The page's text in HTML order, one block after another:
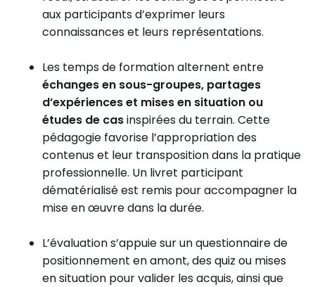
aux participants d’exprimer leurs
connaissances et leurs représentations.
Les temps de formation alternent entre
échanges en sous-groupes, partages
d’expériences et mises en situation ou
études de casinspirées du terrain. Cette
pédagogie favorise l’appropriation des
contenus et leur transposition dans la pratique
professionnelle. Un livret participant
dématérialisé est remis pour accompagner la
mise en œuvre dans la durée.
L’évaluation s’appuie sur un questionnaire de
positionnement en amont, des quiz ou mises
en situation pour valider les acquis, ainsi que